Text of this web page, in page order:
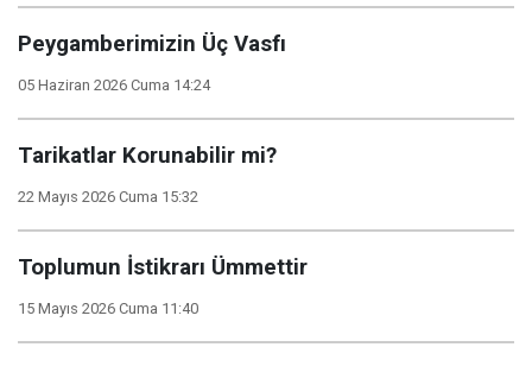
Peygamberimizin Üç Vasfı
05 Haziran 2026 Cuma 14:24
Tarikatlar Korunabilir mi?
22 Mayıs 2026 Cuma 15:32
Toplumun İstikrarı Ümmettir
15 Mayıs 2026 Cuma 11:40